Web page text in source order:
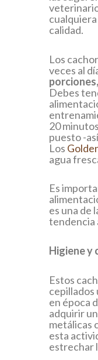
cualquiera
calidad.
Los
veces al
Debes
20
puesto -
Los
agua
Es
es una de
tendencia
Higiene y
Estos
cepillados
en época
adquirir
metálicas
esta
estrechar